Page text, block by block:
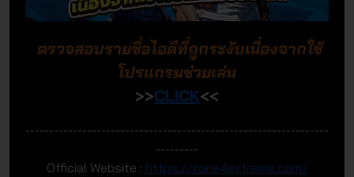
ตรวจสอบรายชื่อไอดีที่ถูกระงับเนื่องจากใช้
โปรแกรมช่วยเล่น
>>CLICK<<
----------------------------------------------------------------
---------
Official Website : https://zone4extreme.com/